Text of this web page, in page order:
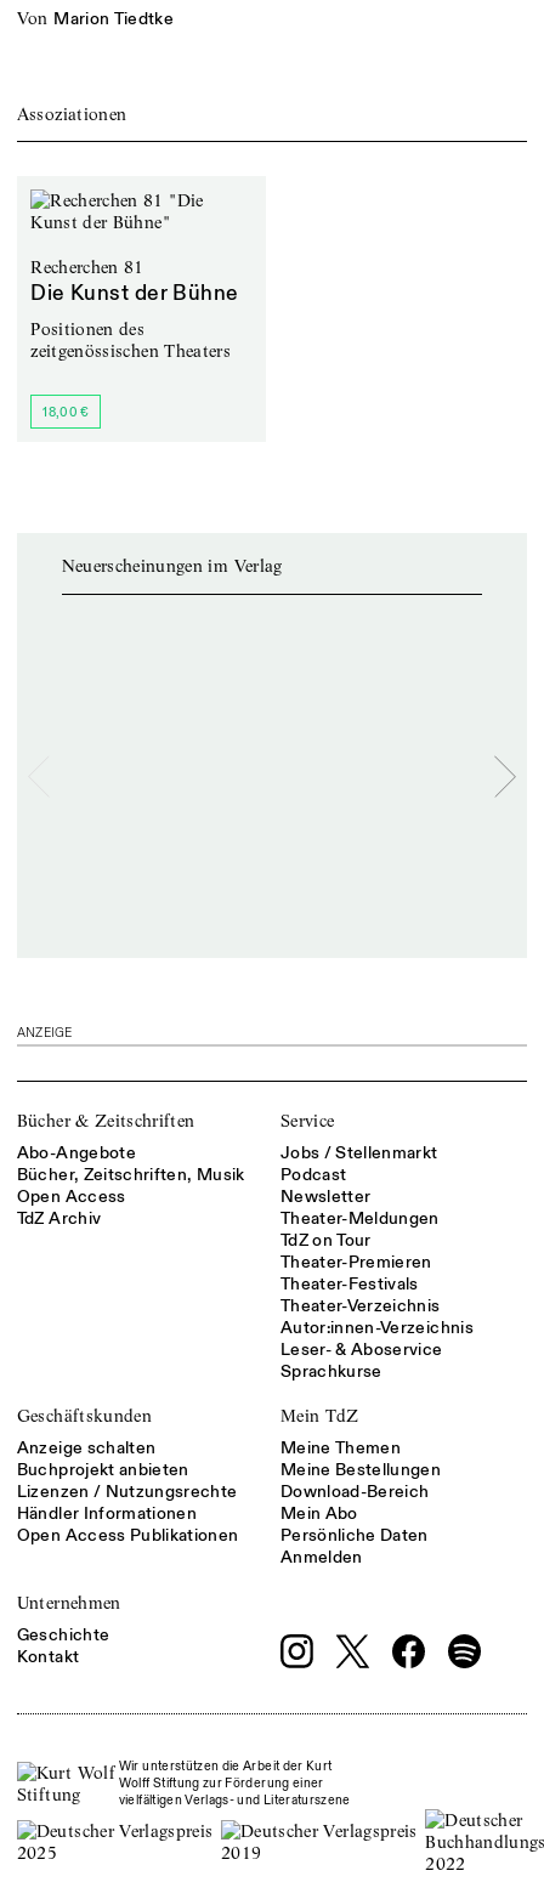
von Marion Tiedtke
Assoziationen
Recherchen 81
Die Kunst der Bühne
Positionen des
zeitgenössischen Theaters
18,00 €
Neuerscheinungen im Verlag
ANZEIGE
Bücher & Zeitschriften
Abo-Angebote
Bücher, Zeitschriften, Musik
Open Access
TdZ Archiv
Service
Jobs / Stellenmarkt
Podcast
Newsletter
Theater-Meldungen
TdZ on Tour
Theater-Premieren
Theater-Festivals
Theater-Verzeichnis
Autor:innen-Verzeichnis
Leser- & Aboservice
Sprachkurse
Geschäftskunden
Anzeige schalten
Buchprojekt anbieten
Lizenzen / Nutzungsrechte
Händler Informationen
Open Access Publikationen
Mein TdZ
Meine Themen
Meine Bestellungen
Download-Bereich
Mein Abo
Persönliche Daten
Anmelden
Unternehmen
Geschichte
Kontakt
Wir unterstützen die Arbeit der Kurt
Wolff Stiftung zur Förderung einer
vielfältigen Verlags- und Literaturszene